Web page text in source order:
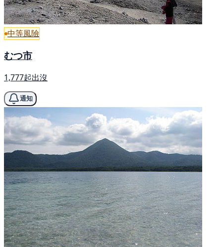
中等風險
むつ市
1,777起出沒
通知